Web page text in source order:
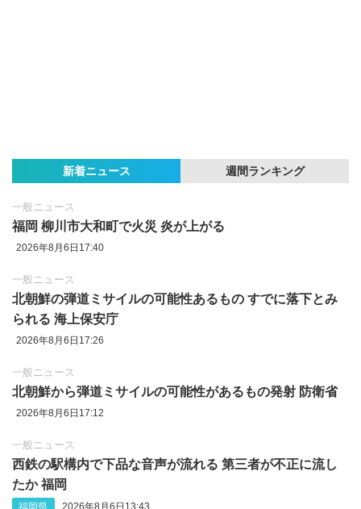
新着ニュース 週間ランキング
一般ニュース
福岡 柳川市大和町で火災 炎が上がる
2026年8月6日17:40
一般ニュース
北朝鮮の弾道ミサイルの可能性あるもの すでに落下とみ
られる 海上保安庁
2026年8月6日17:26
一般ニュース
北朝鮮から弾道ミサイルの可能性があるもの発射 防衛省
2026年8月6日17:12
一般ニュース
西鉄の駅構内で下品な音声が流れる 第三者が不正に流し
たか 福岡
福岡県 2026年8月6日13:43